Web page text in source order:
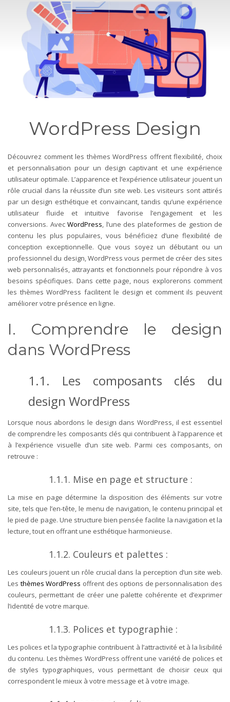
WordPress Design
Découvrez comment les thèmes WordPress offrent flexibilité, choix
et personnalisation pour un design captivant et une expérience
utilisateur optimale. L’apparence et l’expérience utilisateur jouent un
rôle crucial dans la réussite d’un site web. Les visiteurs sont attirés
par un design esthétique et convaincant, tandis qu’une expérience
utilisateur fluide et intuitive favorise l’engagement et les
conversions. Avec WordPress, l’une des plateformes de gestion de
contenu les plus populaires, vous bénéficiez d’une flexibilité de
conception exceptionnelle. Que vous soyez un débutant ou un
professionnel du design, WordPress vous permet de créer des sites
web personnalisés, attrayants et fonctionnels pour répondre à vos
besoins spécifiques. Dans cette page, nous explorerons comment
les thèmes WordPress facilitent le design et comment ils peuvent
améliorer votre présence en ligne.
I. Comprendre le design
dans WordPress
1.1. Les composants clés du
design WordPress
Lorsque nous abordons le design dans WordPress, il est essentiel
de comprendre les composants clés qui contribuent à l’apparence et
à l’expérience visuelle d’un site web. Parmi ces composants, on
retrouve :
1.1.1. Mise en page et structure :
La mise en page détermine la disposition des éléments sur votre
site, tels que l’en-tête, le menu de navigation, le contenu principal et
le pied de page. Une structure bien pensée facilite la navigation et la
lecture, tout en offrant une esthétique harmonieuse.
1.1.2. Couleurs et palettes :
Les couleurs jouent un rôle crucial dans la perception d’un site web.
Les thèmes WordPress offrent des options de personnalisation des
couleurs, permettant de créer une palette cohérente et d’exprimer
l’identité de votre marque.
1.1.3. Polices et typographie :
Les polices et la typographie contribuent à l’attractivité et à la lisibilité
du contenu. Les thèmes WordPress offrent une variété de polices et
de styles typographiques, vous permettant de choisir ceux qui
correspondent le mieux à votre message et à votre image.